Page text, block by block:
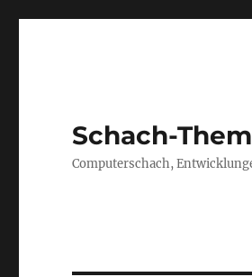
Schach-
Computerschach,